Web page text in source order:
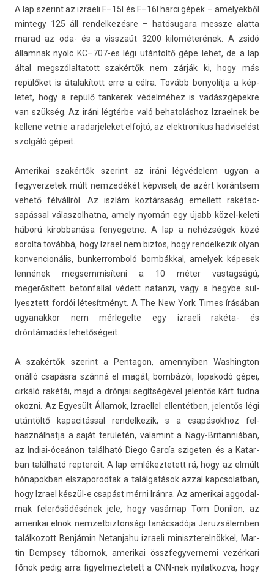
A lap szerint az iz­raeli F–15I és F–16I harci gépek – amelyek­ből
min­tegy 125 áll re­ndel­kezés­re – hatósugara messze al­at­ta
marad az oda- és a visszaút 3200 kilométerének. A zsidó
állam­nak nyolc KC–707-es légi utántöltő gépe lehet, de a lap
által megszólal­tatott szakértők nem zárják ki, hogy más
repülőket is átalakított erre a célra. Tovább bonyolít­ja a kép­
letet, hogy a repülő tan­kerek védelméhez is vadászgépekre
van szükség. Az iráni légtérbe való be­hatolás­hoz Iz­rael­nek be
kel­lene vet­nie a radar­jeleket el­fojtó, az elektronikus had­viselést
szolgáló gépeit.
Amerikai szakértők szerint az iráni légvédelem ugyan a
fegyver­zetek múlt nem­zedékét kép­viseli, de azért korántsem
vehető félvállról. Az iszlám köztársaság em­el­lett rakétac­
sapáss­al válas­zolhat­na, amely nyomán egy újabb közel-keleti
háború kirob­banása fenyeget­ne. A lap a nehézségek közé
sorol­ta továbbá, hogy Iz­rael nem bi­ztos, hogy re­ndel­kezik olyan
kon­vencionális, bun­kerrom­boló bombákkal, amelyek képesek
lennének meg­semmisíteni a 10 méter vas­tagságú,
megerősített bet­on­fall­al védett natan­zi, vagy a hegybe sül­
lyesztett fordói létesítményt. A The New York Times írásában
ugyanak­kor nem mér­legel­te egy iz­raeli rakéta- és
dróntámadás lehetőségeit.
A szakértők szerint a Pen­tagon, amen­nyib­en Was­hington
önálló csapásra szánná el magát, bombázói, lopakodó gépei,
cirkáló rakétái, majd a drónjai segítségével jelen­tős kárt tudna
okoz­ni. Az Egyesült Államok, Iz­rael­lel el­lentétb­en, jelen­tős légi
utántöltő kapacitáss­al re­ndel­kezik, s a csapások­hoz fel­
használ­hatja a saját területén, valamint a Nagy-Britanniában,
az Indiai-óceánon található Diego García sziget­en és a Katar­
ban található re­ptereit. A lap em­lékez­tetett rá, hogy az elmúlt
hónapok­ban elszaporod­tak a találgatások azzal kapcsolat­ban,
hogy Iz­rael készül-e csapást mérni Iránra. Az amerikai ag­godal­
mak felerősödésének jele, hogy vasárnap Tom Donilon, az
amerikai elnök nem­zetbiz­tonsági tanácsadója Jeruz­sálemb­en
talál­kozott Benjámin Netan­jahu iz­raeli miniszterel­nökkel, Mar­
tin De­mpsey tábor­nok, amerikai összfegyver­nemi vezérkari
főnök pedig arra figyel­meztetett a CNN-nek nyilat­kozva, hogy